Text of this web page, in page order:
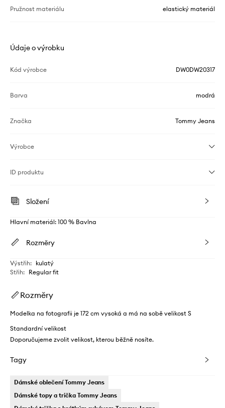
Pružnost materiálu elastický materiál
Údaje o výrobku
Kód výrobce DW0DW20317
Barva modrá
Značka Tommy Jeans
Výrobce
ID produktu
Složení
Hlavní materiál: 100 % Bavlna
Rozměry
Výstřih: kulatý
Střih: Regular fit
Rozměry
Modelka na fotografii je 172 cm vysoká a má na sobě velikost S
Standardní velikost
Doporučujeme zvolit velikost, kterou běžně nosíte.
Tagy
Dámské oblečení Tommy Jeans
Dámské topy a trička Tommy Jeans